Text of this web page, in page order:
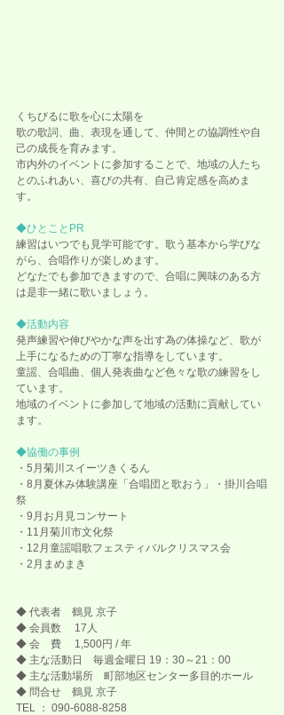
くちびるに歌を心に太陽を
歌の歌詞、曲、表現を通して、仲間との協調性や自
己の成長を育みます。
市内外のイベントに参加することで、地域の人たち
とのふれあい、喜びの共有、自己肯定感を高めま
す。
◆ひとことPR
練習はいつでも見学可能です。歌う基本から学びな
がら、合唱作りが楽しめます。
どなたでも参加できますので、合唱に興味のある方
は是非一緒に歌いましょう。
◆活動内容
発声練習や伸びやかな声を出す為の体操など、歌が
上手になるための丁寧な指導をしています。
童謡、合唱曲、個人発表曲など色々な歌の練習をし
ています。
地域のイベントに参加して地域の活動に貢献してい
ます。
◆協働の事例
・5月菊川スイーツきくるん
・8月夏休み体験講座「合唱団と歌おう」・掛川合唱
祭
・9月お月見コンサート
・11月菊川市文化祭
・12月童謡唱歌フェスティバルクリスマス会
・2月まめまき
◆ 代表者　鶴見 京子
◆ 会員数 　17人
◆ 会　費 　1,500円 / 年
◆ 主な活動日　毎週金曜日 19：30～21：00
◆ 主な活動場所　町部地区センター多目的ホール
◆ 問合せ　鶴見 京子
TEL ： 090-6088-8258